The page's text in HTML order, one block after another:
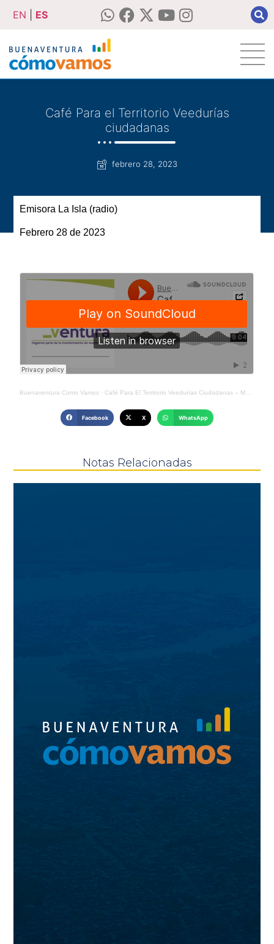
EN ES
Café Para el Territorio Veedurías
ciudadanas
febrero 28, 2023
Emisora La Isla (radio)
Febrero 28 de 2023
Buenaventura Como Vamos · Café Para El Territorio Veedurías Ciudadanas – Medio Emisora La Isla (radio)
Facebook X WhatsApp
Notas Relacionadas